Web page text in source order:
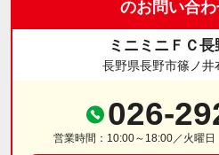
のお問い合
ミニミニＦＣ
長野県長野市篠ノ井
026-
営業時間：10:00～18:00／火曜日